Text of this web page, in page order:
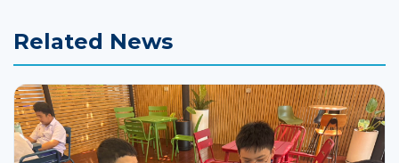
Related News